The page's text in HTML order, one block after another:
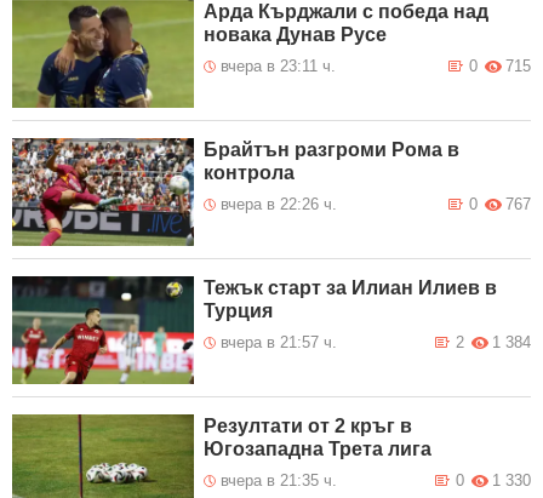
Арда Кърджали с победа над
новака Дунав Русе
вчера в 23:11 ч. 715
0
Брайтън разгроми Рома в
контрола
вчера в 22:26 ч. 767
0
Тежък старт за Илиан Илиев в
Турция
вчера в 21:57 ч. 1 384
2
Резултати от 2 кръг в
Югозападна Трета лига
вчера в 21:35 ч. 1 330
0